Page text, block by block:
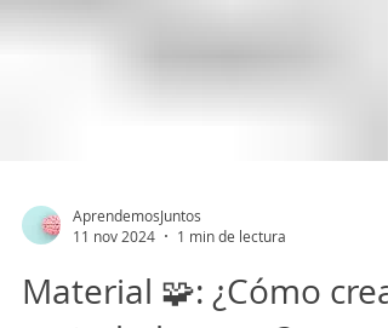
AprendemosJuntos
11 nov 2024
1 min de lectura